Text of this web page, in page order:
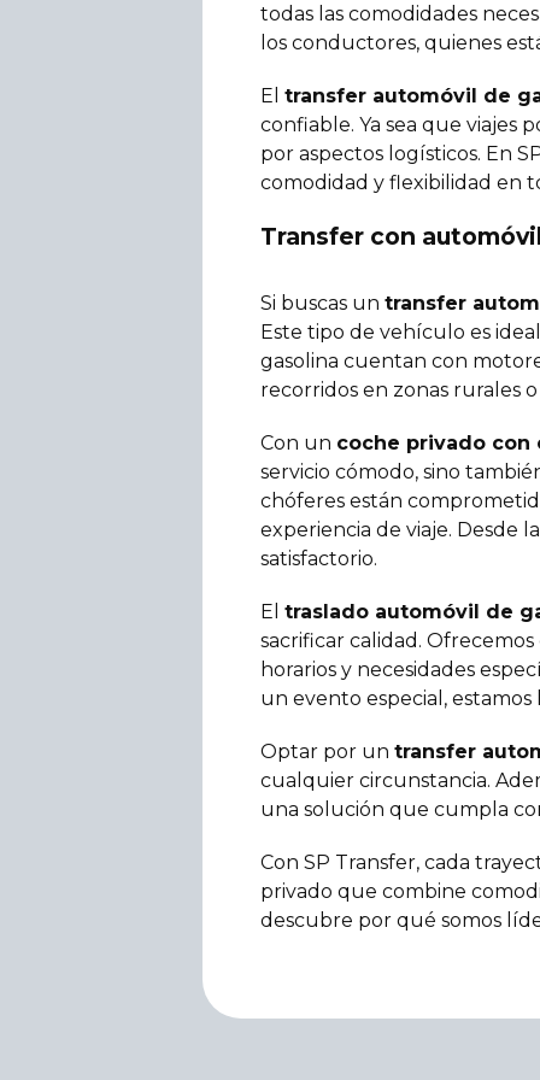
todas las comodidades
los conductores, quienes
El transfer automóvil de
confiable. Ya sea que viajes
por aspectos logísticos. En
comodidad y flexibilidad en
Transfer con
Si buscas un transfer
Este tipo de vehículo es
gasolina cuentan con
recorridos en zonas rurales
Con un coche privado
servicio cómodo, sino
chóferes están
experiencia de viaje. Desde
satisfactorio.
El traslado automóvil de
sacrificar calidad.
horarios y necesidades
un evento especial,
Optar por un transfer
cualquier circunstancia.
una solución que cumpla
Con SP Transfer, cada
privado que combine
descubre por qué somos